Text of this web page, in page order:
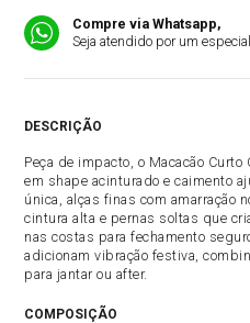
Compre via Whatsapp,
Seja atendido por um
DESCRIÇÃO
Peça de impacto, o Macacão
em shape acinturado e caimento
única, alças finas com amarração
cintura alta e pernas soltas que
nas costas para fechamento
adicionam vibração festiva,
para jantar ou after.
COMPOSIÇÃO